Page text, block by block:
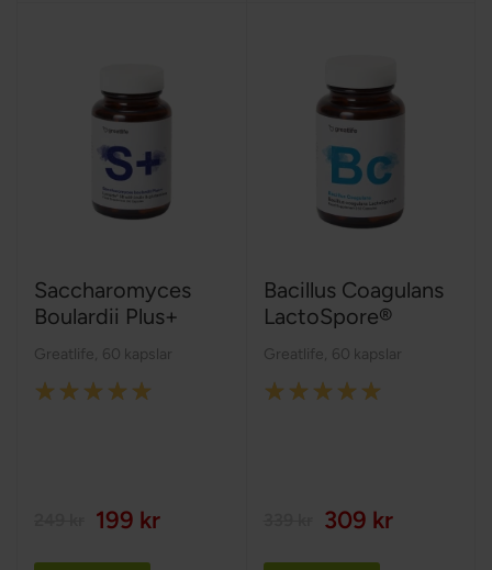
Saccharomyces
Boulardii Plus+
Greatlife 60 kapslar
Rating:
199 kr
Bacillus Coagulans
LactoSpore®
Greatlife 60 kapslar
Rating:
309 kr